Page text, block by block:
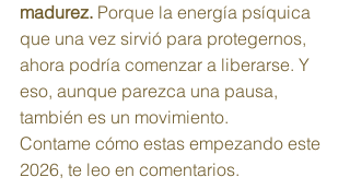
madurez. Porque la energía psíquica
que una vez sirvió para protegernos,
ahora podría comenzar a liberarse. Y
eso, aunque parezca una pausa,
también es un movimiento.
Contame cómo estas empezando este
2026, te leo en comentarios.